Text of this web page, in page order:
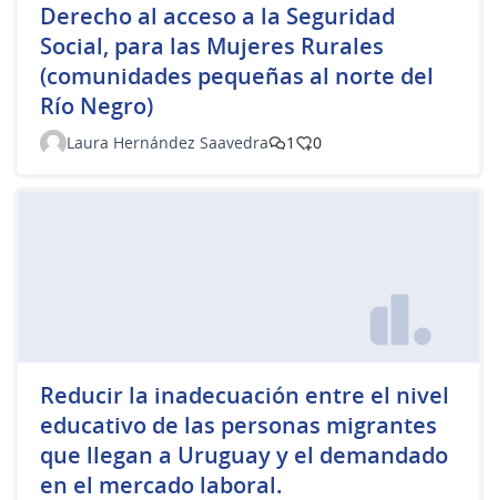
Derecho al acceso a la Seguridad
Social, para las Mujeres Rurales
(comunidades pequeñas al norte del
Río Negro)
Laura Hernández Saavedra 1 0
Reducir la inadecuación entre el nivel
educativo de las personas migrantes
que llegan a Uruguay y el demandado
en el mercado laboral.